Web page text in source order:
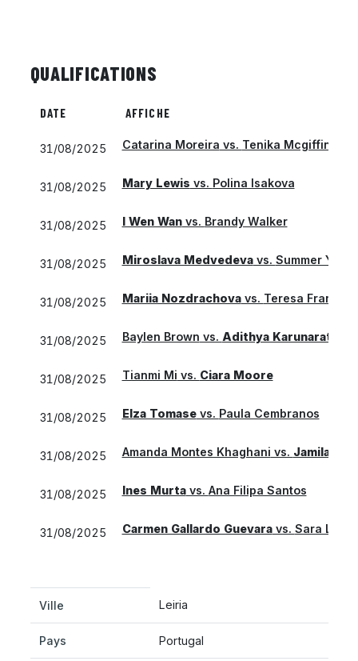
QUALIFICATIONS
DATE AFFICHE
31/08/2025 Catarina Moreira vs. Tenika Mcgiffin
31/08/2025 Mary Lewis vs. Polina Isakova
31/08/2025 I Wen Wanvs. Brandy Walker
31/08/2025 Miroslava Medvedevavs. Summer
31/08/2025 Mariia Nozdrachovavs. Teresa Franco
31/08/2025 Baylen Brown vs. Adithya Karunaratne
31/08/2025 Tianmi Mi vs. Ciara Moore
31/08/2025 Elza Tomasevs. Paula Cembranos
31/08/2025 Amanda Montes Khaghani vs. Jamilah
31/08/2025 Ines Murtavs. Ana Filipa Santos
31/08/2025 Carmen Gallardo Guevaravs. Sara
Ville Leiria
Pays Portugal